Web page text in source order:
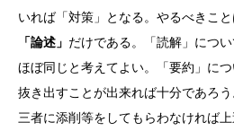
いれば「対策」となる。やるべきこと
「論述」 だけである。「読解」につ
ほぼ同じと考えてよい。「要約」に
抜き出すことが出来れば十分であろ
三者に添削等をしてもらわなければ上